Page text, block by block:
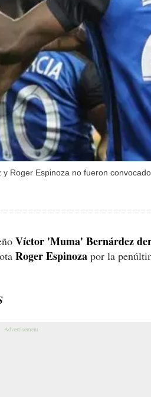
Roger Espinoza no fueron
Víctor 'Muma' Bernárdez
Roger Espinoza por la